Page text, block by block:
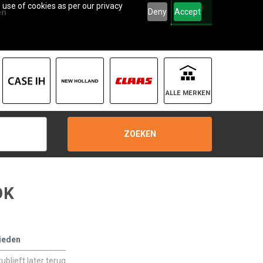
of cookies as per our privacy
Deny Accept
0
ALLE MERKEN
ZOEKEN
later terug